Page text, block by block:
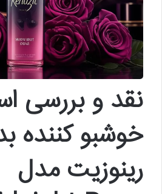
نقد و بررسی
خوشبو کننده
رینوزیت مدل